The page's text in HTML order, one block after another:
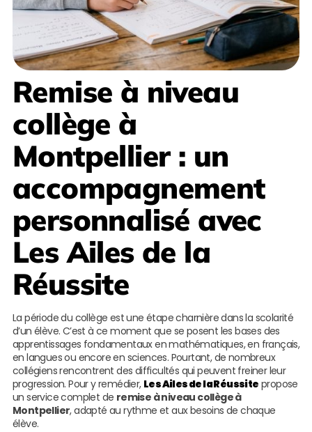
Remise à niveau
collège à
Montpellier: un
accompagnement
personnalisé avec
Les Ailes de la
Réussite
La période du collège est une étape charnière dans la scolarité
d’un élève. C’est à ce moment que se posent les bases des
apprentissages fondamentaux en mathématiques, en français,
en langues ou encore en sciences. Pourtant, de nombreux
collégiens rencontrent des difficultés qui peuvent freiner leur
progression. Pour y remédier, Les Ailes de la Réussite propose
un service complet de remise à niveau collège à
Montpellier, adapté au rythme et aux besoins de chaque
élève.